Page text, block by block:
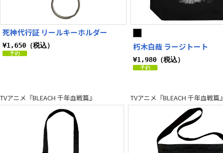
死神代行証 リールキーホルダー
¥1,650（税込） 朽木白哉 ラージトート
¥1,980（税込）
TVアニメ『BLEACH 千年血戦篇』 TVアニメ『BLEACH 千年血戦篇』